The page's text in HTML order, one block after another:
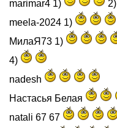
marimar4 1)
2)
meela-2024 1)
МилаЯ73 1)
4)
nadesh
Настасья Белая
natali 67 67